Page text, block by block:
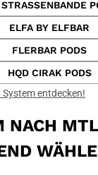
ELFA BY ELFBAR
FLERBAR PODS
HQD CIRAK PODS
NACH